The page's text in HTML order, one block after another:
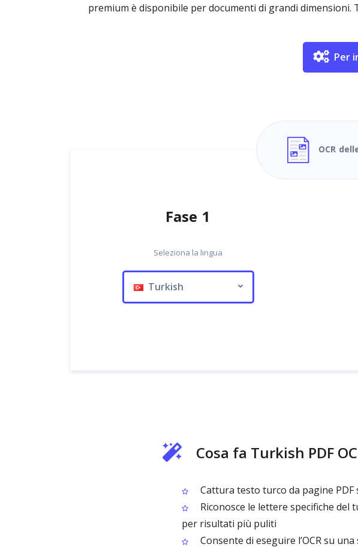
premium è disponibile per documenti di grandi
Per
OCR
Fase 1
Seleziona la lingua
Turkish
Cosa fa Turkish PDF
Cattura testo turco da pagine PDF
Riconosce le lettere specifiche del
per risultati più puliti
Consente di eseguire l’OCR su